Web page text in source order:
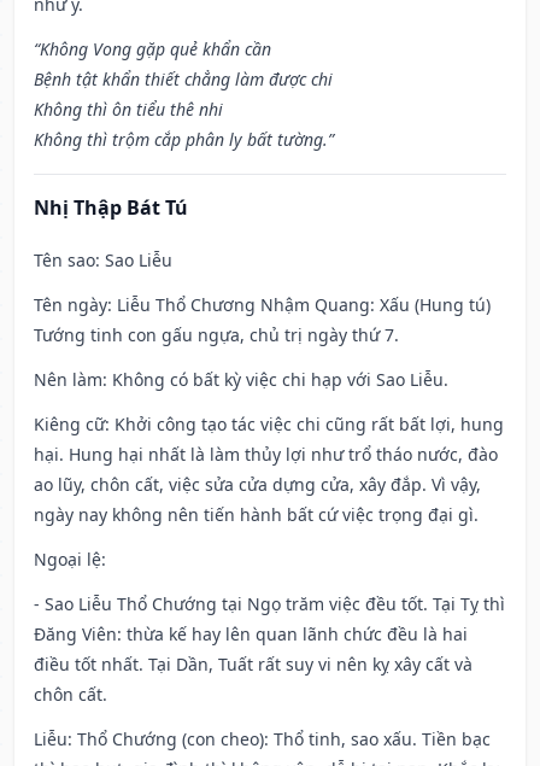
“Không Vong gặp quẻ khẩn cần
Bệnh tật khẩn thiết chẳng làm được chi
Không thì ôn tiểu thê nhi
Không thì trộm cắp phân ly bất tường.”
Nhị Thập Bát Tú
Tên sao: Sao Liễu
Tên ngày: Liễu Thổ Chương Nhậm Quang: Xấu (Hung tú)
Tướng tinh con gấu ngựa, chủ trị ngày thứ 7.
Nên làm: Không có bất kỳ việc chi hạp với Sao Liễu.
Kiêng cữ: Khởi công tạo tác việc chi cũng rất bất lợi, hung
hại. Hung hại nhất là làm thủy lợi như trổ tháo nước, đào
ao lũy, chôn cất, việc sửa cửa dựng cửa, xây đắp. Vì vậy,
ngày nay không nên tiến hành bất cứ việc trọng đại gì.
Ngoại lệ:
- Sao Liễu Thổ Chướng tại Ngọ trăm việc đều tốt. Tại Tỵ thì
Đăng Viên: thừa kế hay lên quan lãnh chức đều là hai
điều tốt nhất. Tại Dần, Tuất rất suy vi nên kỵ xây cất và
chôn cất.
Liễu: Thổ Chướng (con cheo): Thổ tinh, sao xấu. Tiền bạc